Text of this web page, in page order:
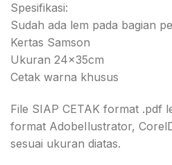
Spesifikasi:
Sudah ada lem pada bagian
Kertas Samson
Ukuran 24x35cm
Cetak warna khusus
File SIAP CETAK format .pdf
format AdobeIlustrator,
sesuai ukuran diatas.